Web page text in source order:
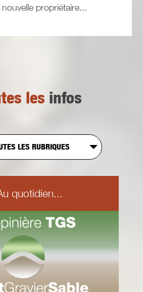
propriétaire...
les infos
LES RUBRIQUES
quotidien...